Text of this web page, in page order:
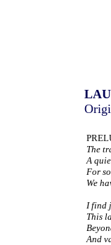
The
A
For
We
I find
This
And